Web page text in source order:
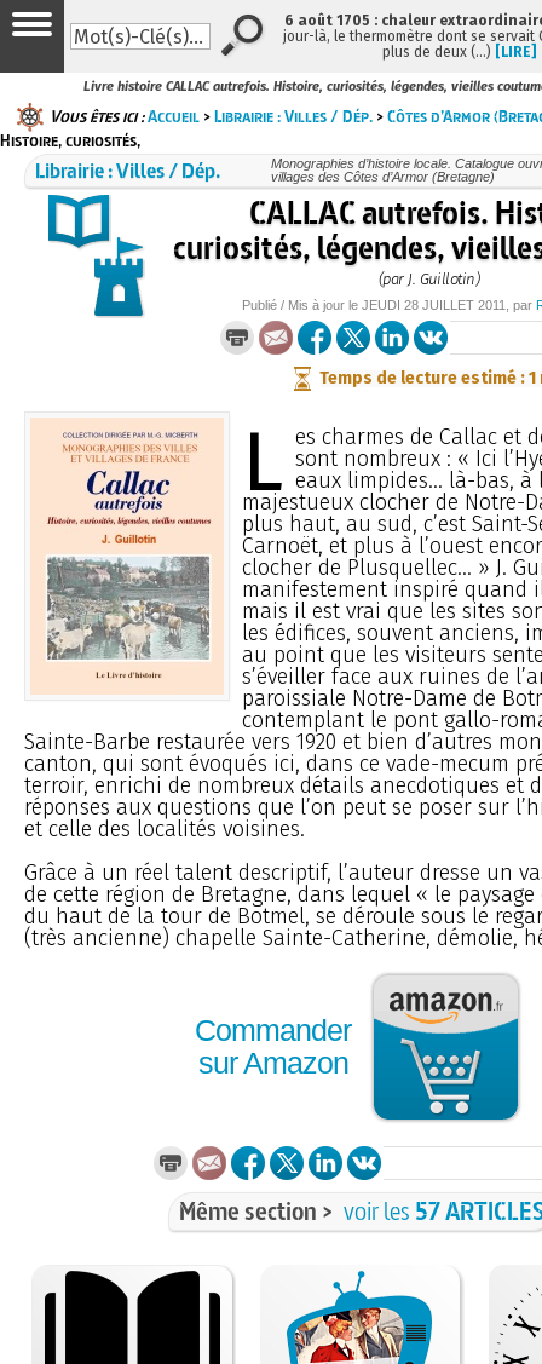
Livre histoire CALLAC autrefois. Histoire, curiosités, légendes, vieilles
Vous êtes ici :Accueil >Librairie : Villes / Dép. >Côtes d’Armor
Histoire, curiosités,
Librairie : Villes / Dép.
Monographies d’histoire locale. Catalogue
villages des Côtes d’Armor (Bretagne)
CALLAC autrefois.
curiosités, légendes,
(par J. Guillotin)
Publié / Mis à jour leJEUDI 28 JUILLET 2011 , par
Temps de lecture estimé : 1
L es charmes de Callac et
sont nombreux : « Ici
eaux limpides... là-bas, à
majestueux clocher de Notre-
plus haut, au sud, c’est Saint-
Carnoët, et plus à l’ouest
clocher de Plusquellec... » J.
manifestement inspiré quand
mais il est vrai que les sites
les édifices, souvent anciens,
au point que les visiteurs
s’éveiller face aux ruines de
paroissiale Notre-Dame de
contemplant le pont gallo-
Sainte-Barbe restaurée vers 1920 et bien d’autres
canton, qui sont évoqués ici, dans ce vade-mecum
terroir, enrichi de nombreux détails anecdotiques et
réponses aux questions que l’on peut se poser sur
et celle des localités voisines.
Grâce à un réel talent descriptif, l’auteur dresse un
de cette région de Bretagne, dans lequel « le
du haut de la tour de Botmel, se déroule sous le
(très ancienne) chapelle Sainte-Catherine, démolie,
Commander
sur Amazon
Même section > voir les 57
6 août 1705 : chaleur
jour-là, le thermomètre dont se servait
plus de deux (…) [LIRE]